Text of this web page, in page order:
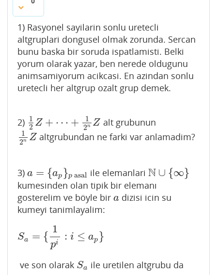
1) Rasyonel sayilarin sonlu uretecli
altgruplari dongusel olmak zorunda. Sercan
bunu baska bir soruda ispatlamisti. Belki
yorum olarak yazar, ben nerede oldugunu
animsamiyorum acikcasi. En azindan sonlu
uretecli her altgrup ozalt grup demek.
2) 1
2 Z + ⋯ +
1
2n Z
12Z+⋯ + 1 2 nZ alt grubunun
1
2n Z
12nZ altgrubundan ne farki var anlamadim?
3) a = {ap }pasal
a={a p}pasal ile elemanlariN ∪ {∞}
N∪{∞}
kumesinden olan tipik bir elemanı
gosterelim ve böyle bir a
a dizisi icin su
kumeyi tanimlayalim:
Sa = {
1
pi : i ≤ ap }
Sa= {1p : ≤ ap}
ve son olarak Sa
Sa ile uretilen altgrubu da